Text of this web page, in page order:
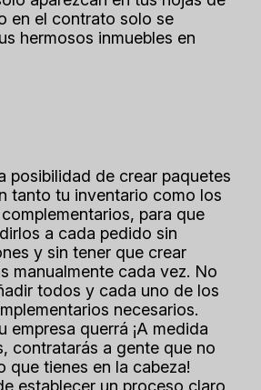
en el contrato solo se
hermosos inmuebles en
posibilidad de crear paquetes
tanto tu inventario como los
para que
a cada pedido sin
y sin tener que crear
manualmente cada vez. No
todos y cada uno de los
necesarios.
empresa querrá ¡A medida
contratarás a gente que no
que tienes en la cabeza!
establecer un proceso claro